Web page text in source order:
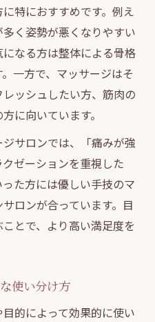
特におすすめです。例え
く姿勢が悪くなりやすい
なる方は整体による骨格
一方で、マッサージはそ
ッシュしたい方、筋肉の
に向いています。
サロンでは、「痛みが強
ゼーションを重視した
た方には優しい手技のマ
ロンが合っています。目
とで、より高い満足度を
使い分け方
的によって効果的に使い